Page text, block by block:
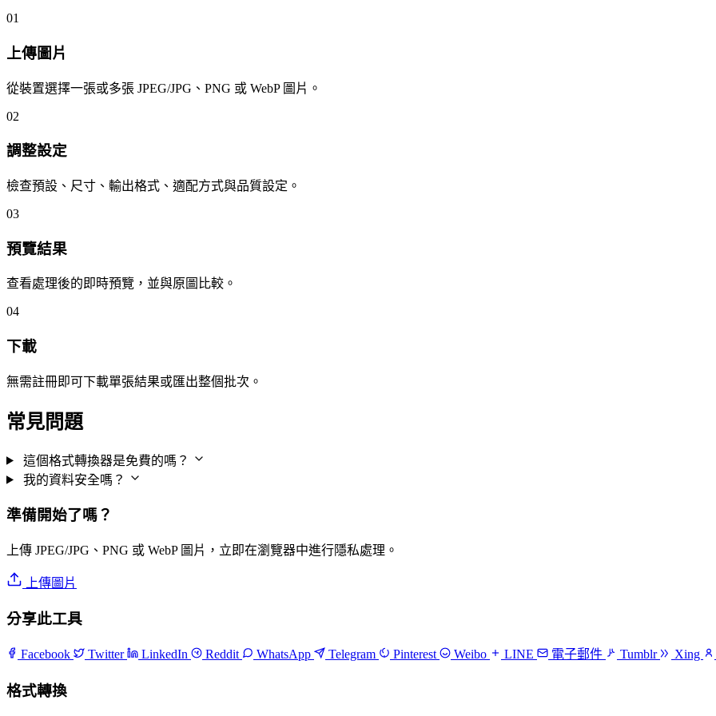
01
上傳圖片
從裝置選擇一張或多張 JPEG/JPG、PNG 或 WebP 圖片。
02
調整設定
檢查預設、尺寸、輸出格式、適配方式與品質設定。
03
預覽結果
查看處理後的即時預覽，並與原圖比較。
04
下載
無需註冊即可下載單張結果或匯出整個批次。
常見問題
這個格式轉換器是免費的嗎？
我的資料安全嗎？
準備開始了嗎？
上傳 JPEG/JPG、PNG 或 WebP 圖片，立即在瀏覽器中進行隱私處理。
上傳圖片
分享此工具
Facebook Twitter LinkedIn Reddit WhatsApp Telegram Pinterest Weibo LINE 電子郵件 Tumblr Xing
格式轉換